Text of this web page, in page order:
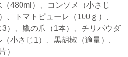
480ml）、コンソメ（小さじ
、トマトピューレ（100ｇ）、
）、鷹の爪（1本）、チリパウダ
小さじ1）、黒胡椒（適量）、
）